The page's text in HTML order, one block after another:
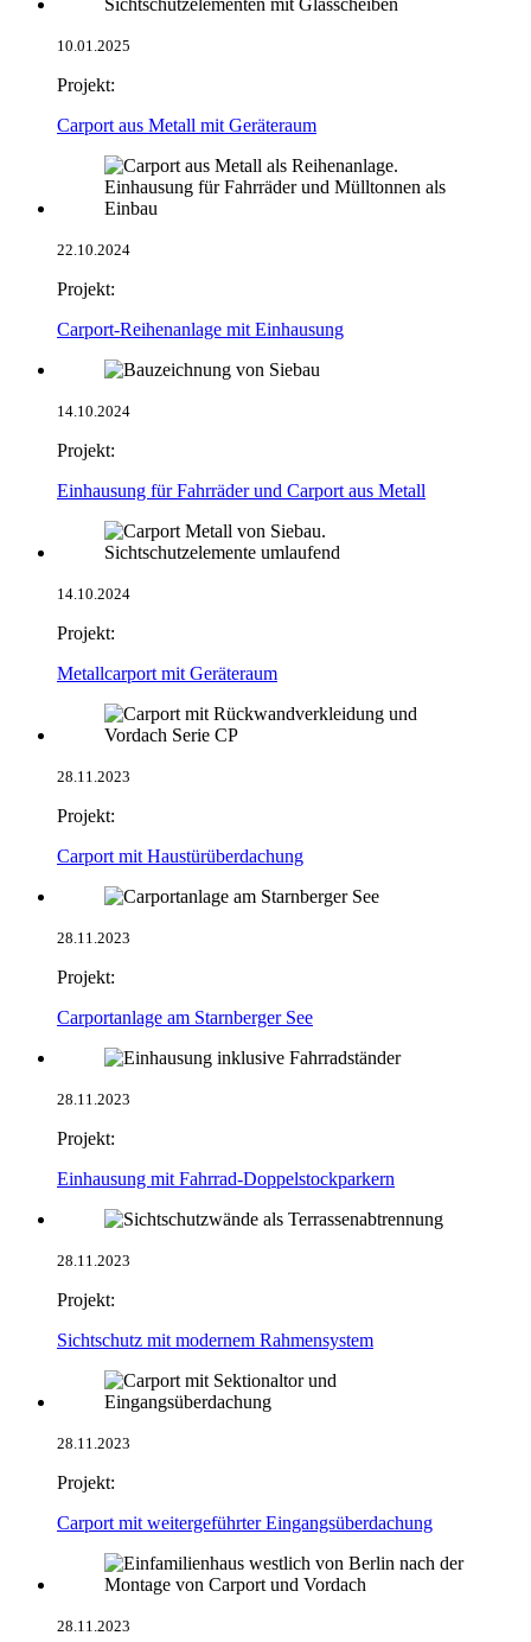
10.01.2025
Projekt:
Carport aus Metall mit Geräteraum
22.10.2024
Projekt:
Carport-Reihenanlage mit Einhausung
14.10.2024
Projekt:
Einhausung für Fahrräder und Carport aus Metall
14.10.2024
Projekt:
Metallcarport mit Geräteraum
28.11.2023
Projekt:
Carport mit Haustürüberdachung
28.11.2023
Projekt:
Carportanlage am Starnberger See
28.11.2023
Projekt:
Einhausung mit Fahrrad-Doppelstockparkern
28.11.2023
Projekt:
Sichtschutz mit modernem Rahmensystem
28.11.2023
Projekt:
Carport mit weitergeführter Eingangsüberdachung
28.11.2023